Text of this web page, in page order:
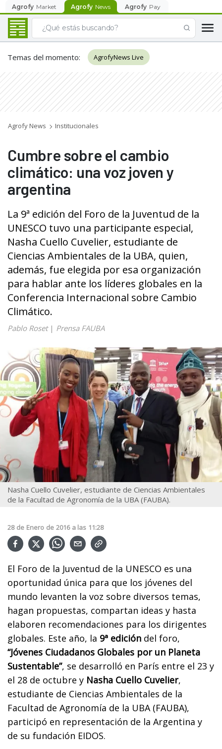
Agrofy Market Agrofy News Agrofy Pay
Temas del momento: AgrofyNews Live
Agrofy News Institucionales
Cumbre sobre el cambio
climático: una voz joven y
argentina
La 9ª edición del Foro de la Juventud de la
UNESCO tuvo una participante especial,
Nasha Cuello Cuvelier, estudiante de
Ciencias Ambientales de la UBA, quien,
además, fue elegida por esa organización
para hablar ante los líderes globales en la
Conferencia Internacional sobre Cambio
Climático.
Pablo Roset| Prensa FAUBA
Nasha Cuello Cuvelier, estudiante de Ciencias Ambientales
de la Facultad de Agronomía de la UBA (FAUBA).
28 de Enero de 2016 a las 11:28
El Foro de la Juventud de la UNESCO es una
oportunidad única para que los jóvenes del
mundo levanten la voz sobre diversos temas,
hagan propuestas, compartan ideas y hasta
elaboren recomendaciones para los dirigentes
globales. Este año, la 9ª edición del foro,
“Jóvenes Ciudadanos Globales por un Planeta
Sustentable”, se desarrolló en París entre el 23 y
el 28 de octubre y Nasha Cuello Cuvelier,
estudiante de Ciencias Ambientales de la
Facultad de Agronomía de la UBA (FAUBA),
participó en representación de la Argentina y
de su fundación EIDOS.